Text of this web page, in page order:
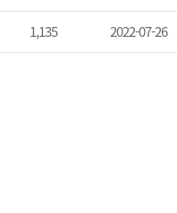
1,135 2022-07-26